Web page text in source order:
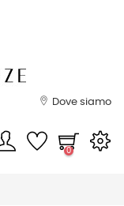
Dove siamo
0